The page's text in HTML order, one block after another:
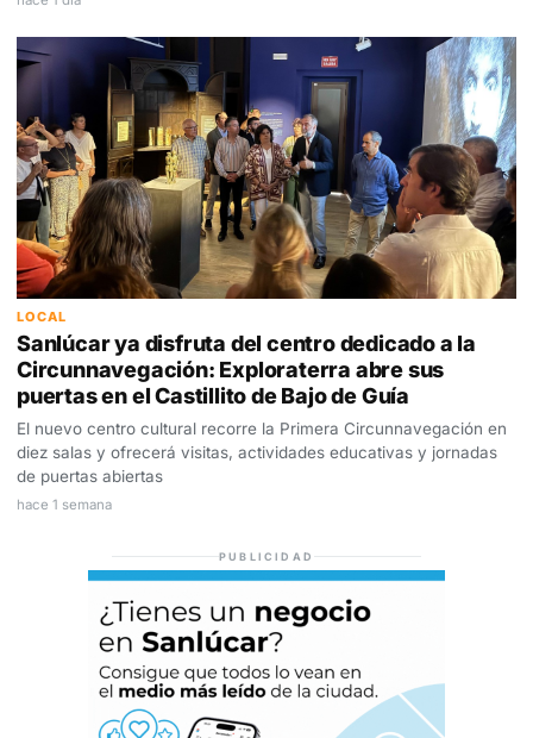
LOCAL
Sanlúcar ya disfruta del centro dedicado a la
Circunnavegación: Exploraterra abre sus
puertas en el Castillito de Bajo de Guía
El nuevo centro cultural recorre la Primera Circunnavegación en
diez salas y ofrecerá visitas, actividades educativas y jornadas
de puertas abiertas
hace 1 semana
PUBLICIDAD